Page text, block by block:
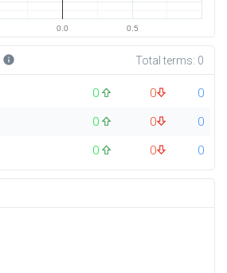
0.0 0.5
info Total terms: 0
0 0
0
0 0
0
0 0 0